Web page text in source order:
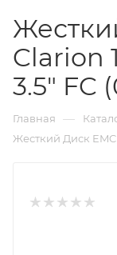
Clarion
3.5" FC
Главная —
Жесткий Диск EMC